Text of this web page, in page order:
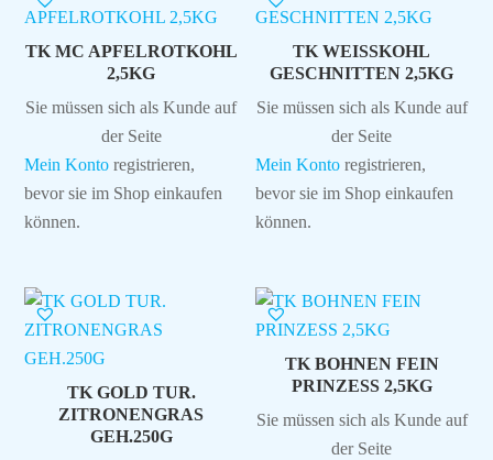
TK MC APFELROTKOHL
2,5KG
Sie müssen sich als Kunde auf
der Seite
Mein Konto registrieren,
bevor sie im Shop einkaufen
können.
TK WEISSKOHL
GESCHNITTEN 2,5KG
Sie müssen sich als Kunde auf
der Seite
Mein Konto registrieren,
bevor sie im Shop einkaufen
können.
TK GOLD TUR.
ZITRONENGRAS
GEH.250G
TK BOHNEN FEIN
PRINZESS 2,5KG
Sie müssen sich als Kunde auf
der Seite